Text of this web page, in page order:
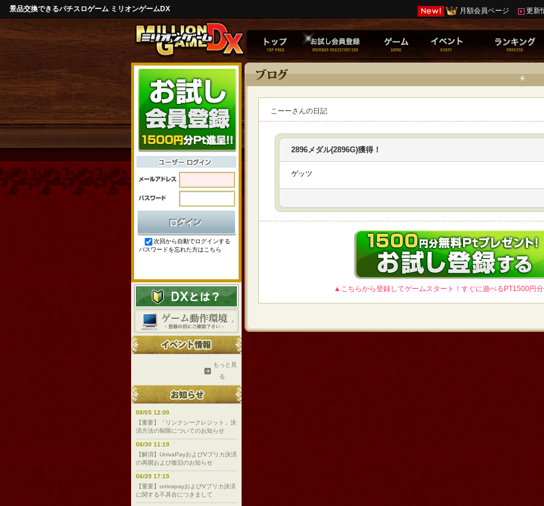
景品交換できるパチスロゲーム ミリオンゲームDX 月額会員ページ 更新
次回から自動でログインする
パスワードを忘れた方はこちら
もっと見
る
08/05 12:00
【重要】「リンクシークレジット」決
済方法の制限についてのお知らせ
06/30 11:19
【解消】UnivaPayおよびVプリカ決済
の再開および復旧のお知らせ
06/29 17:15
【重要】univapayおよびVプリカ決済
に関する不具合につきまして
こーーさんの日記
2896メダル(2896G)獲得！
ゲッツ
▲こちらから登録してゲームスタート！すぐに遊べるPT1500円